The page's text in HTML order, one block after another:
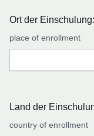
Ort der Einschulung:
place of enrollment
Land der
country of enrollment